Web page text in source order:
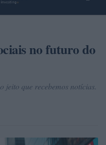
no futuro do
jeito que recebemos notícias.